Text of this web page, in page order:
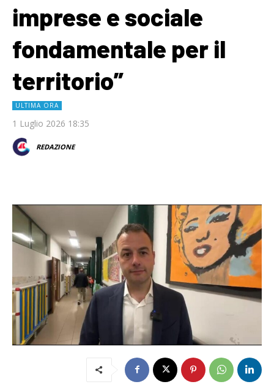
imprese e sociale
fondamentale per il
territorio”
ULTIMA ORA
1 Luglio 2026 18:35
REDAZIONE